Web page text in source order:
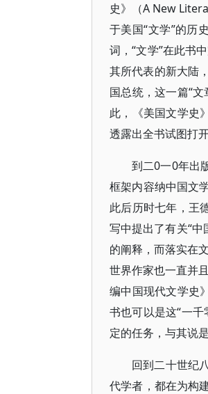
史》（A New
于美国“文学”的历
词，“文学”在此书
其所代表的新大陆
国总统，这一篇“
此，《美国文学史
透露出全书试图打
到二0一0年出
框架内容纳中国文
此后历时七年，王
写中提出了有关“中
的阐释，而落实在
世界作家也一直并
编中国现代文学史
书也可以是这“一千
定的任务，与其说
回到二十世纪
代学者，都在为构